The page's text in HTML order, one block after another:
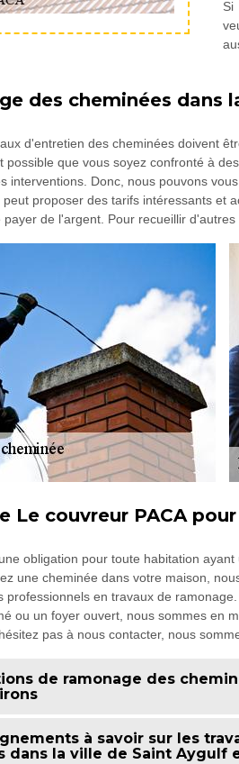
Si
des cheminées dans
d'entretien des cheminées doivent
possible que vous soyez confronté à
interventions. Donc, nous pouvons
proposer des tarifs intéressants et
de l'argent. Pour recueillir
Le couvreur PACA
obligation pour toute habitation
une cheminée dans votre maison,
professionnels en travaux de
ou un foyer ouvert, nous sommes en
pas à nous contacter, nous
de ramonage des
à savoir sur les
dans la ville de Saint Aygulf